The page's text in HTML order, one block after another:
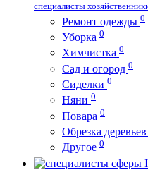
специалисты
Ремонт одежды 0
Уборка 0
Химчистка 0
Сад и огород 0
Сиделки 0
Няни 0
Повара 0
Обрезка
Другое 0